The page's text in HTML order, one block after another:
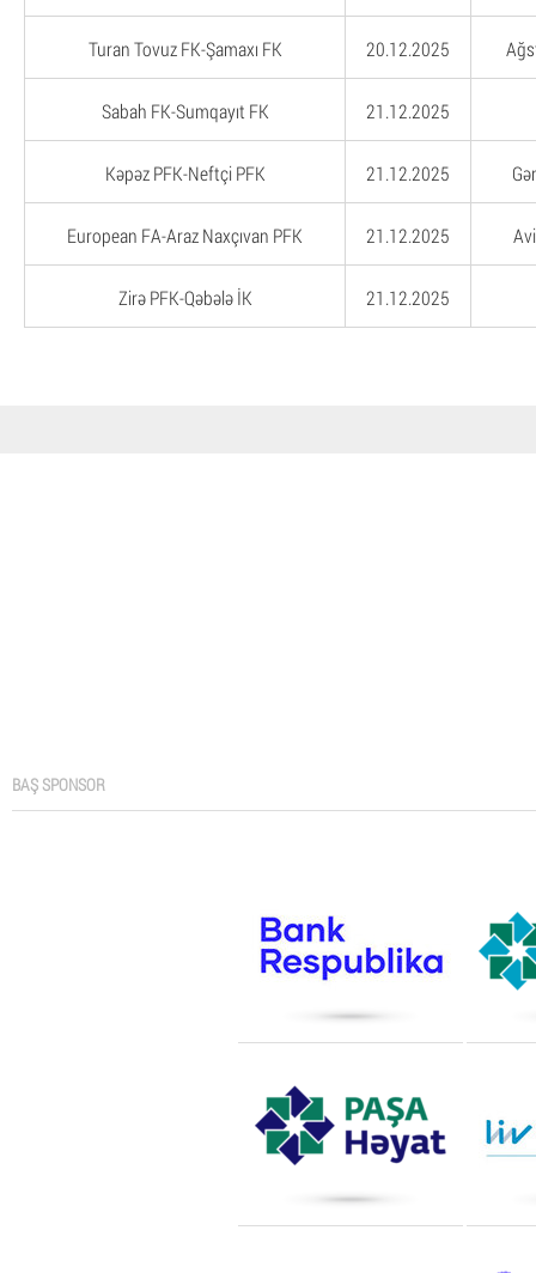
Turan Tovuz FK-Şamaxı FK 20.12.2025
Sabah FK-Sumqayıt FK 21.12.2025
Kəpəz PFK-Neftçi PFK 21.12.2025
European FA-Araz Naxçıvan PFK 21.12.2025
Zirə PFK-Qəbələ İK 21.12.2025
BAŞ SPONSOR